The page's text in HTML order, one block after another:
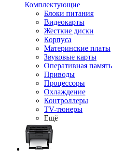
Комплектующие
Блоки питания
Видеокарты
Жесткие диски
Корпуса
Материнские платы
Звуковые карты
Оперативная память
Приводы
Процессоры
Охлаждение
Контроллеры
TV-тюнеры
Ещё